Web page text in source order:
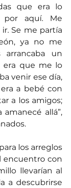
que era lo
aquí. Me
Se me partía
ya no me
arrancaba un
era que me lo
venir ese día,
a bebé con
a los amigos;
allá”,
los arreglos
encuentro con
llevarían al
a descubrirse